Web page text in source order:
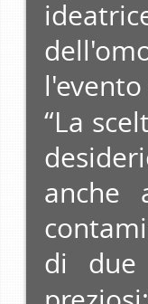
l'evento
“La
anche
di due